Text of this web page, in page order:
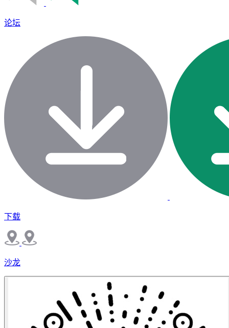
论坛
下载
沙龙